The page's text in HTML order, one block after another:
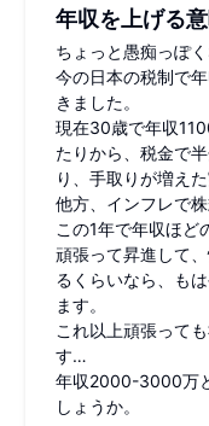
年収を上げる
ちょっと愚痴っぽ
今の日本の税制で
きました。
現在30歳で年収
たりから、税金で
り、手取りが増え
他方、インフレで
この1年で年収ほど
頑張って昇進して
るくらいなら、も
ます。
これ以上頑張って
す…
年収2000-3000万
しょうか。